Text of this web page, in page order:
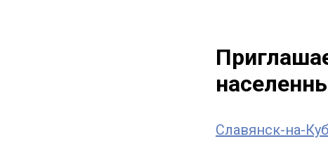
Славянск-на-